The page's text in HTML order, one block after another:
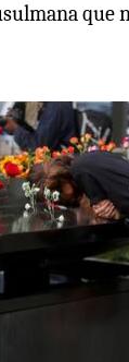
que